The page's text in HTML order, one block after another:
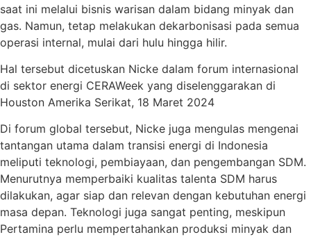
saat ini melalui bisnis warisan dalam bidang minyak dan
gas. Namun, tetap melakukan dekarbonisasi pada semua
operasi internal, mulai dari hulu hingga hilir.
Hal tersebut dicetuskan Nicke dalam forum internasional
di sektor energi CERAWeek yang diselenggarakan di
Houston Amerika Serikat, 18 Maret 2024
Di forum global tersebut, Nicke juga mengulas mengenai
tantangan utama dalam transisi energi di Indonesia
meliputi teknologi, pembiayaan, dan pengembangan SDM.
Menurutnya memperbaiki kualitas talenta SDM harus
dilakukan, agar siap dan relevan dengan kebutuhan energi
masa depan. Teknologi juga sangat penting, meskipun
Pertamina perlu mempertahankan produksi minyak dan